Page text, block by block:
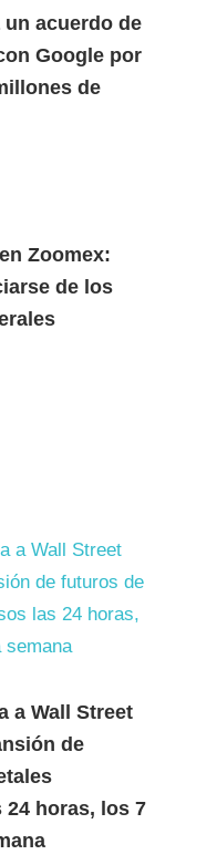
acuerdo de
Google por
de
Zoomex:
de los
a Wall Street
de
horas, los 7